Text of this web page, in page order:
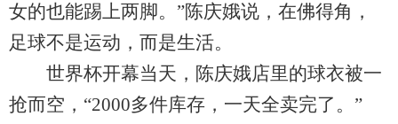
女的也能踢上两脚。”陈庆娥说，在佛得角，
足球不是运动，而是生活。
世界杯开幕当天，陈庆娥店里的球衣被一
抢而空，“2000多件库存，一天全卖完了。”